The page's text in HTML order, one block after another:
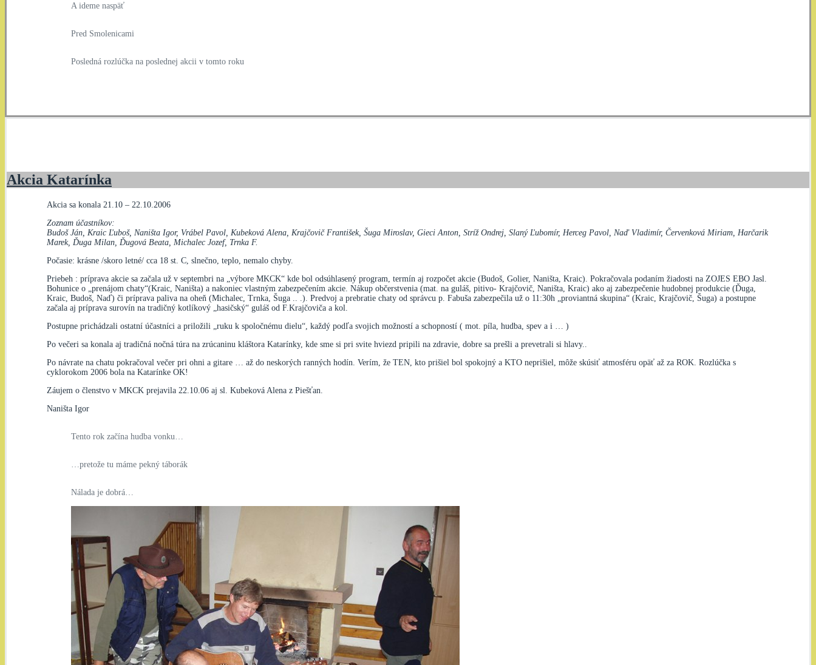
A ideme naspäť
Pred Smolenicami
Posledná rozlúčka na poslednej akcii v tomto roku
Akcia Katarínka
Akcia sa konala 21.10 – 22.10.2006
Zoznam účastníkov:
Budoš Ján, Kraic Ľuboš, Naništa Igor, Vrábel Pavol, Kubeková Alena, Krajčovič František, Šuga Miroslav, Gieci Anton, Stríž Ondrej, Slaný Ľubomír, Herceg Pavol, Naď Vladimír, Červenková Miriam, Harčarik
Marek, Ďuga Milan, Ďugová Beata, Michalec Jozef, Trnka F.
Počasie: krásne /skoro letné/ cca 18 st. C, slnečno, teplo, nemalo chyby.
Priebeh : príprava akcie sa začala už v septembri na „výbore MKCK“ kde bol odsúhlasený program, termín aj rozpočet akcie (Budoš, Golier, Naništa, Kraic). Pokračovala podaním žiadosti na ZOJES EBO Jasl.
Bohunice o „prenájom chaty“(Kraic, Naništa) a nakoniec vlastným zabezpečením akcie. Nákup občerstvenia (mat. na guláš, pitivo- Krajčovič, Naništa, Kraic) ako aj zabezpečenie hudobnej produkcie (Ďuga,
Kraic, Budoš, Naď) či príprava paliva na oheň (Michalec, Trnka, Šuga .. .). Predvoj a prebratie chaty od správcu p. Fabuša zabezpečila už o 11:30h „proviantná skupina“ (Kraic, Krajčovič, Šuga) a postupne
začala aj príprava surovín na tradičný kotlíkový „hasičský“ guláš od F.Krajčoviča a kol.
Postupne prichádzali ostatní účastníci a priložili „ruku k spoločnému dielu“, každý podľa svojich možností a schopností ( mot. píla, hudba, spev a i … )
Po večeri sa konala aj tradičná nočná túra na zrúcaninu kláštora Katarínky, kde sme si pri svite hviezd pripili na zdravie, dobre sa prešli a prevetrali si hlavy..
Po návrate na chatu pokračoval večer pri ohni a gitare … až do neskorých ranných hodín. Verím, že TEN, kto prišiel bol spokojný a KTO neprišiel, môže skúsiť atmosféru opäť až za ROK. Rozlúčka s
cyklorokom 2006 bola na Katarínke OK!
Záujem o členstvo v MKCK prejavila 22.10.06 aj sl. Kubeková Alena z Piešťan.
Naništa Igor
Tento rok začína hudba vonku…
…pretože tu máme pekný táborák
Nálada je dobrá…